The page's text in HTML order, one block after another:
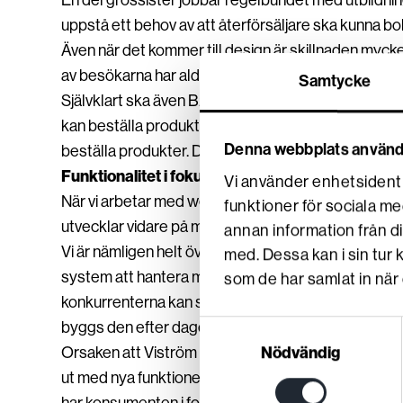
Samtycke
Denna webbplats
Vi använder
funktioner för sociala
annan information från
med. Dessa kan i sin
som de har samlat in
Samtyckesval
Nödvändig
uppstå ett behov av att återförsäljare ska kunna
Även när det kommer till design är skillnaden
av besökarna har aldrig varit på webbplatsen
Självklart ska även B2B-företag arbeta med
kan beställa produkter. Det som prioriteras högst
beställa produkter. Därmed måste man möta
Funktionalitet i fokus
När vi arbetar med webbplatser för B2B-företag
utvecklar vidare på med de unika funktioner som
Vi är nämligen helt övertygade om att
system att hantera men samtidigt ha flexibiliteten
konkurrenterna kan skapa nya förutsättningar.
byggs den efter dagens förutsättningar och behov
Orsaken att Viström Webb valt att fokusera på
ut med nya funktioner. Det är vad vi anser at ett